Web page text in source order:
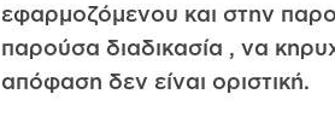
εφαρμοζόμενου και στην
παρούσα διαδικασία , να
απόφαση δεν είναι οριστική.